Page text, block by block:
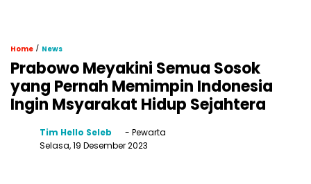
Home / News
Prabowo Meyakini Semua Sosok
yang Pernah Memimpin Indonesia
Ingin Msyarakat Hidup Sejahtera
Tim Hello Seleb
- Pewarta
Selasa, 19 Desember 2023